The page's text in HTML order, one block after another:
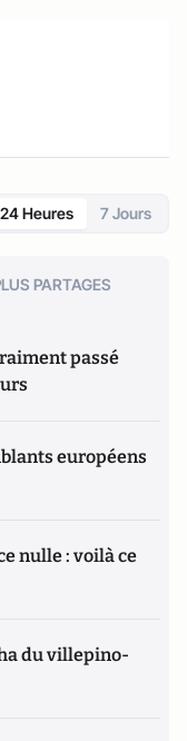
24 Heures 7 Jours
PARTAGES
passé
européens
nulle : voilà ce
du villepino-